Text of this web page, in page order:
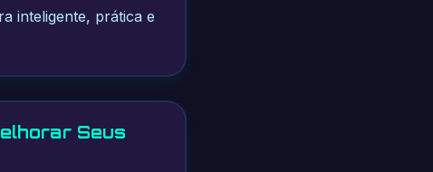
inteligente, prática e
Seus